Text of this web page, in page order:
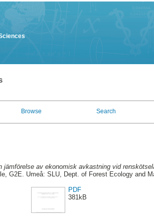
Browse Search
jämförelse av ekonomisk avkastning vid
G2E. Umeå: SLU, Dept. of Forest Ecology and
PDF
381kB